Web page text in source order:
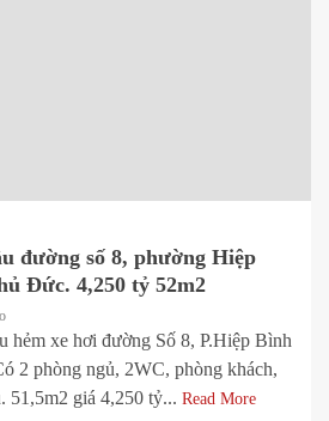
đường số 8, phường Hiệp
Đức. 4,250 tỷ 52m2
hẻm xe hơi đường Số 8, P.Hiệp Bình
2 phòng ngủ, 2WC, phòng khách,
51,5m2 giá 4,250 tỷ... Read More